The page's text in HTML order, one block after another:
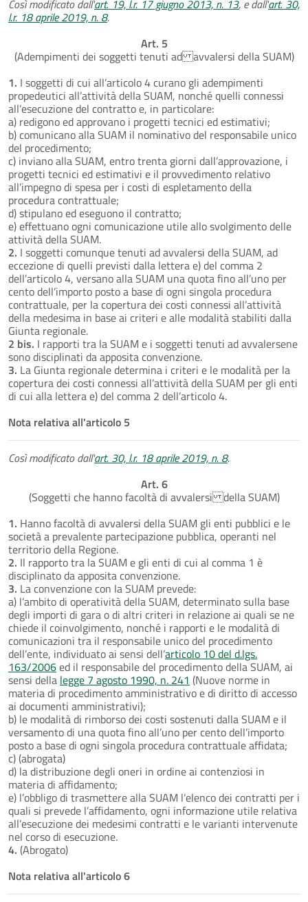
Così modificato dall'art. 19, l.r. 17 giugno 2013, n. 13, e dall'art. 30,
l.r. 18 aprile 2019, n. 8.
Art. 5
(Adempimenti dei soggetti tenuti ad avvalersi della SUAM)
1. I soggetti di cui all’articolo 4 curano gli adempimenti
propedeutici all’attività della SUAM, nonché quelli connessi
all’esecuzione del contratto e, in particolare:
a) redigono ed approvano i progetti tecnici ed estimativi;
b) comunicano alla SUAM il nominativo del responsabile unico
del procedimento;
c) inviano alla SUAM, entro trenta giorni dall’approvazione, i
progetti tecnici ed estimativi e il provvedimento relativo
all’impegno di spesa per i costi di espletamento della
procedura contrattuale;
d) stipulano ed eseguono il contratto;
e) effettuano ogni comunicazione utile allo svolgimento delle
attività della SUAM.
2. I soggetti comunque tenuti ad avvalersi della SUAM, ad
eccezione di quelli previsti dalla lettera e) del comma 2
dell’articolo 4, versano alla SUAM una quota fino all’uno per
cento dell’importo posto a base di ogni singola procedura
contrattuale, per la copertura dei costi connessi all’attività
della medesima in base ai criteri e alle modalità stabiliti dalla
Giunta regionale.
2 bis. I rapporti tra la SUAM e i soggetti tenuti ad avvalersene
sono disciplinati da apposita convenzione.
3. La Giunta regionale determina i criteri e le modalità per la
copertura dei costi connessi all’attività della SUAM per gli enti
di cui alla lettera e) del comma 2 dell’articolo 4.
Nota relativa all'articolo 5
Così modificato dall'art. 30, l.r. 18 aprile 2019, n. 8.
Art. 6
(Soggetti che hanno facoltà di avvalersi della SUAM)
1. Hanno facoltà di avvalersi della SUAM gli enti pubblici e le
società a prevalente partecipazione pubblica, operanti nel
territorio della Regione.
2. Il rapporto tra la SUAM e gli enti di cui al comma 1 è
disciplinato da apposita convenzione.
3. La convenzione con la SUAM prevede:
a) l’ambito di operatività della SUAM, determinato sulla base
degli importi di gara o di altri criteri in relazione ai quali se ne
chiede il coinvolgimento, nonché i rapporti e le modalità di
comunicazioni tra il responsabile unico del procedimento
dell’ente, individuato ai sensi dell’articolo 10 del d.lgs.
163/2006ed il responsabile del procedimento della SUAM, ai
sensi della legge 7 agosto 1990, n. 241 (Nuove norme in
materia di procedimento amministrativo e di diritto di accesso
ai documenti amministrativi);
b) le modalità di rimborso dei costi sostenuti dalla SUAM e il
versamento di una quota fino all’uno per cento dell’importo
posto a base di ogni singola procedura contrattuale affidata;
c) (abrogata)
d) la distribuzione degli oneri in ordine ai contenziosi in
materia di affidamento;
e) l’obbligo di trasmettere alla SUAM l’elenco dei contratti per i
quali si prevede l’affidamento, ogni informazione utile relativa
all’esecuzione dei medesimi contratti e le varianti intervenute
nel corso di esecuzione.
4. (Abrogato)
Nota relativa all'articolo 6